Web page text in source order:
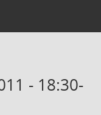
- 18:30-